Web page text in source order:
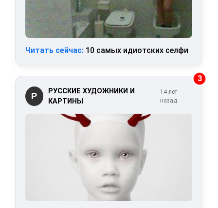
Читать сейчас: 10 самых идиотских селфи
3
Р
РУССКИЕ ХУДОЖНИКИ И
КАРТИНЫ
14 лет
назад